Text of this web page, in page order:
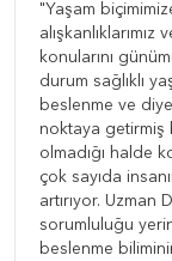
"Yaşam
konularını
durum sağlıklı
beslenme ve
noktaya getirmiş
olmadığı halde
çok sayıda
artırıyor. Uzman
sorumluluğu
beslenme